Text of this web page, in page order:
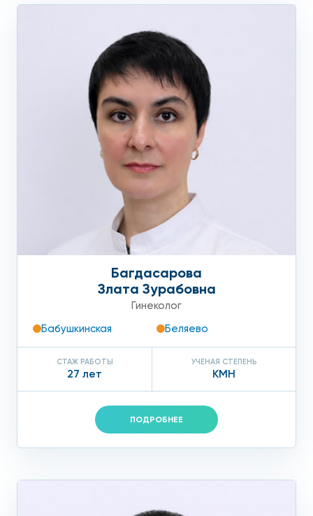
Багдасарова
Злата Зурабовна
Гинеколог
Бабушкинская
Беляево
СТАЖ РАБОТЫ
27 лет
УЧЕНАЯ СТЕПЕНЬ
КМН
ПОДРОБНЕЕ